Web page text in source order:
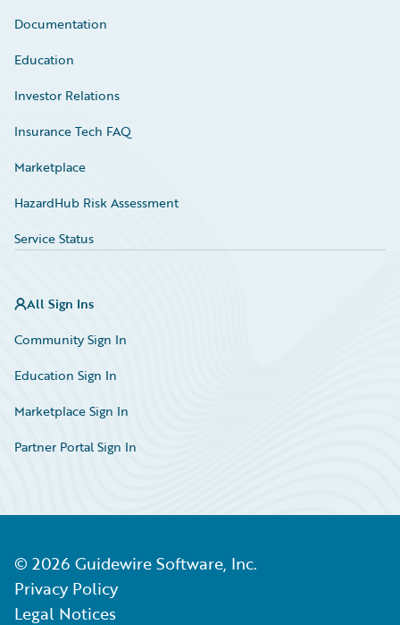
Documentation
Education
Investor Relations
Insurance Tech FAQ
Marketplace
HazardHub Risk Assessment
Service Status
All Sign Ins
Community Sign In
Education Sign In
Marketplace Sign In
Partner Portal Sign In
© 2026 Guidewire Software, Inc.
Privacy Policy
Legal Notices